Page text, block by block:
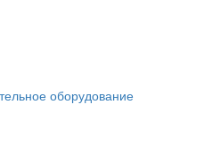
оборудование